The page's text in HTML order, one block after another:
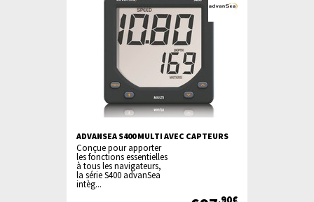
ADVANSEA S400 MULTI AVEC CAPTEURS
Conçue pour apporter
les fonctions essentielles
à tous les navigateurs,
la série S400 advanSea
intèg...